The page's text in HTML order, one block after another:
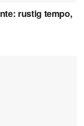
rustig tempo,